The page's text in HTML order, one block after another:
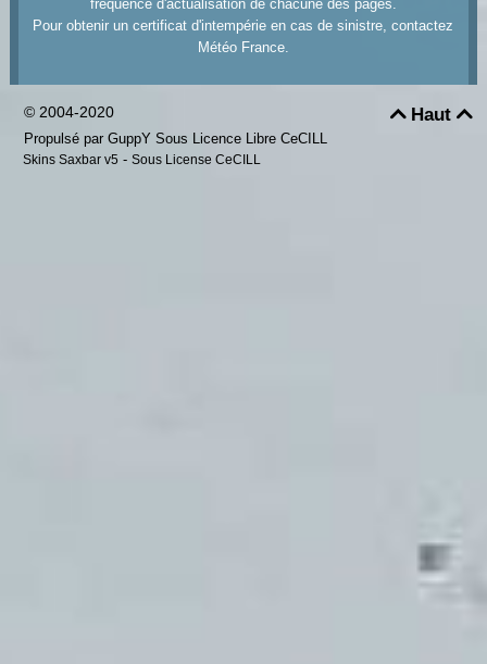
fréquence d'actualisation de chacune des pages.
Pour obtenir un certificat d'intempérie en cas de sinistre, contactez
Météo France.
Haut
© 2004-2020
Propulsé par GuppY Sous Licence Libre CeCILL
Skins Saxbar v5 - Sous License CeCILL